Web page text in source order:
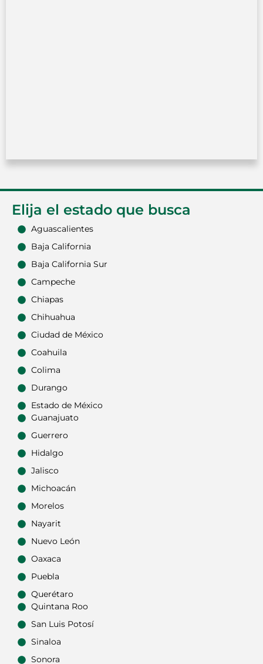
Elija el estado que busca
Aguascalientes
Baja California
Baja California Sur
Campeche
Chiapas
Chihuahua
Ciudad de México
Coahuila
Colima
Durango
Estado de México
Guanajuato
Guerrero
Hidalgo
Jalisco
Michoacán
Morelos
Nayarit
Nuevo León
Oaxaca
Puebla
Querétaro
Quintana Roo
San Luis Potosí
Sinaloa
Sonora